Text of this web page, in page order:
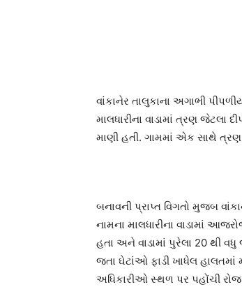
વાંકાનેર તાલુકાના અગાભી
માલધારીના વાડામાં ત્રણ જેટલા
માણી હતી. ગામમાં એક સાથે ત્રણ
બનાવની પ્રાપ્ત વિગતો મુજબ
નામના માલધારીના વાડામાં
હતા અને વાડામાં પુરેલા 20 થી
જતા ઘેટાંઓ ફાડી ખાધેલ હાલતમાં
અધિકારીઓ સ્થળ પર પહોંચી